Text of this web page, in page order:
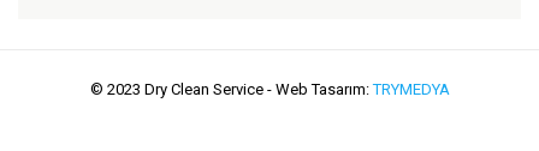
© 2023 Dry Clean Service - Web Tasarım:TRYMEDYA